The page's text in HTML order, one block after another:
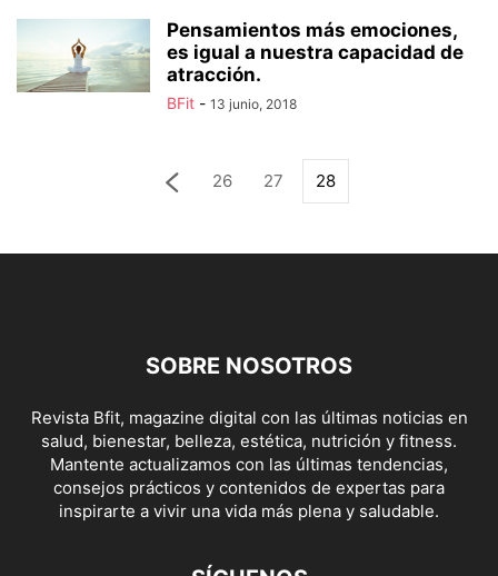
Pensamientos más emociones,
es igual a nuestra capacidad de
atracción.
BFit - 13 junio, 2018
26 27 28
SOBRE NOSOTROS
Revista Bfit, magazine digital con las últimas noticias en
salud, bienestar, belleza, estética, nutrición y fitness.
Mantente actualizamos con las últimas tendencias,
consejos prácticos y contenidos de expertas para
inspirarte a vivir una vida más plena y saludable.